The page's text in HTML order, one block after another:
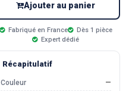
Ajouter au panier
Fabriqué en France
Dès 1 pièce
Expert dédié
Récapitulatif
Couleur
—